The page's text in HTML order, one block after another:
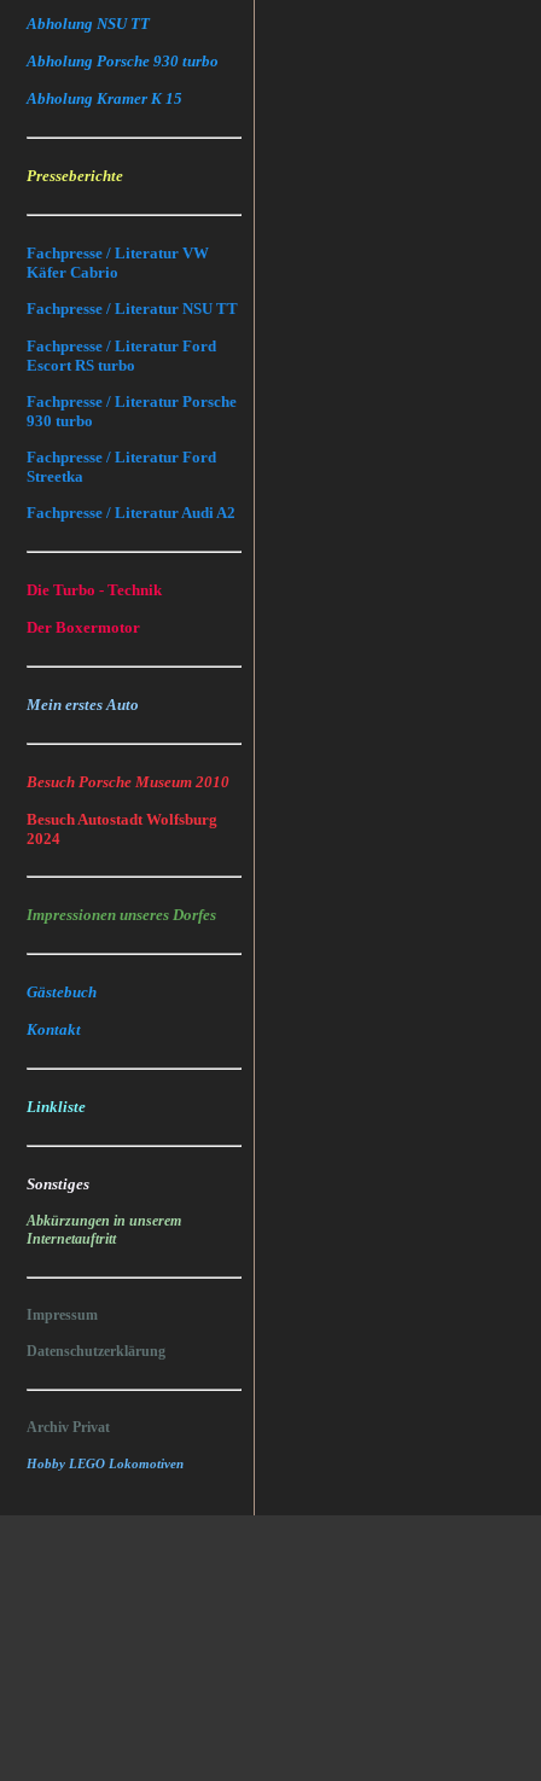
Abholung NSU TT
Abholung Porsche 930 turbo
Abholung Kramer K 15
Presseberichte
Fachpresse / Literatur VW
Käfer Cabrio
Fachpresse / Literatur NSU TT
Fachpresse / Literatur Ford
Escort RS turbo
Fachpresse / Literatur Porsche
930 turbo
Fachpresse / Literatur Ford
Streetka
Fachpresse / Literatur Audi A2
Die Turbo - Technik
Der Boxermotor
Mein erstes Auto
Besuch Porsche Museum 2010
Besuch Autostadt Wolfsburg
2024
Impressionen unseres Dorfes
Gästebuch
Kontakt
Linkliste
Sonstiges
Abkürzungen in unserem
Internetauftritt
Impressum
Datenschutzerklärung
Archiv Privat
Hobby LEGO Lokomotiven